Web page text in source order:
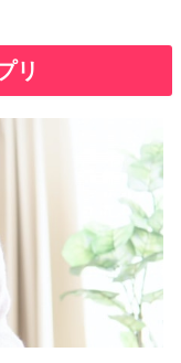
リ